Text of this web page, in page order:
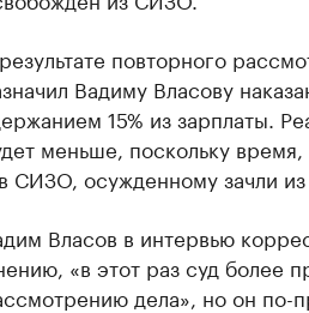
повторного
Вадиму Власову
15% из зарплаты.
меньше, поскольку
СИЗО, осужденному зачли из
Власов в интервью
«в этот раз суд более
дела», но он по-